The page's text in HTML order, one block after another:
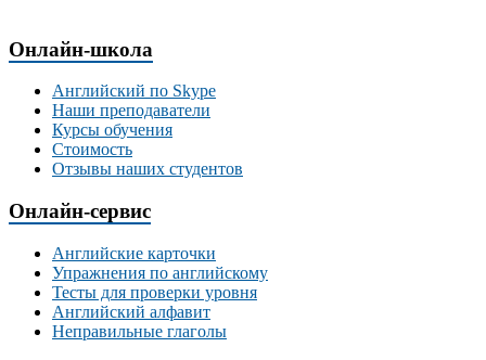
Онлайн-школа
Английский по Skype
Наши преподаватели
Курсы обучения
Стоимость
Отзывы наших студентов
Онлайн-сервис
Английские карточки
Упражнения по английскому
Тесты для проверки уровня
Английский алфавит
Неправильные глаголы